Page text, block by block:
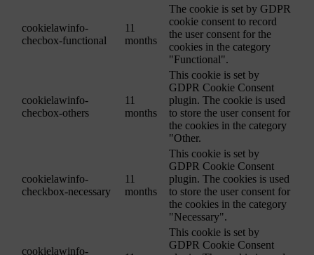
cookielawinfo-
checbox-functional
11
months
The cookie is set by GDPR
cookie consent to record
the user consent for the
cookies in the category
"Functional".
cookielawinfo-
checbox-others
11
months
This cookie is set by
GDPR Cookie Consent
plugin. The cookie is used
to store the user consent for
the cookies in the category
"Other.
cookielawinfo-
checkbox-necessary
11
months
This cookie is set by
GDPR Cookie Consent
plugin. The cookies is used
to store the user consent for
the cookies in the category
"Necessary".
cookielawinfo-
This cookie is set by
GDPR Cookie Consent